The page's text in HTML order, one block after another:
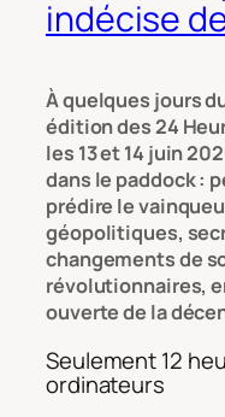
indécise
À quelques jours
édition des 24
les 13 et 14 juin
dans le paddock :
prédire le
géopolitiques,
changements de
révolutionnaires,
ouverte de la
Seulement 12
ordinateurs